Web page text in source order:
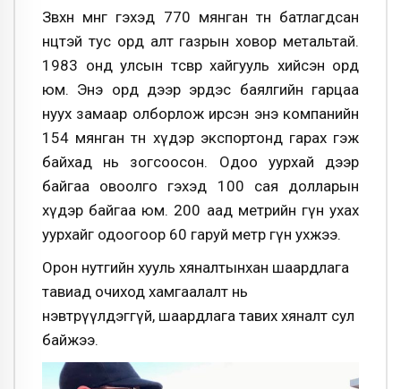
Зөвхөн мөнгө гэхэд 770 мянган тн батлагдсан
нөөцтэй тус орд алт газрын ховор метальтай.
1983 онд улсын төсвөөр хайгууль хийсэн орд
юм. Энэ орд дээр эрдэс баялгийн гарцаа
нуух замаар олборлож ирсэн энэ компанийн
154 мянган тн хүдэр экспортонд гарах гэж
байхад нь зогсоосон. Одоо уурхай дээр
байгаа овоолго гэхэд 100 сая долларын
хүдэр байгаа юм. 200 аад метрийн гүн ухах
уурхайг одоогоор 60 гаруй метр гүн ухжээ.
Орон нутгийн хууль хяналтынхан шаардлага
тавиад очиход хамгаалалт нь
нэвтрүүлдэггүй, шаардлага тавих хяналт сул
байжээ.